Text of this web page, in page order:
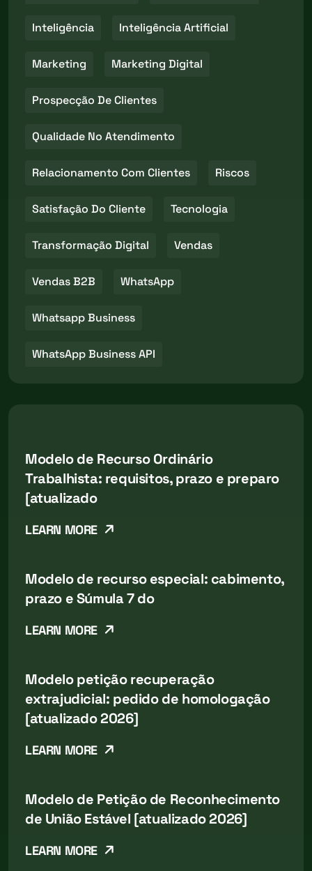
Inteligência Inteligência Artificial
Marketing Marketing Digital
Prospecção De Clientes
Qualidade No Atendimento
Relacionamento Com Clientes Riscos
Satisfação Do Cliente Tecnologia
Transformação Digital Vendas
Vendas B2B WhatsApp
Whatsapp Business
WhatsApp Business API
Modelo de Recurso Ordinário
Trabalhista: requisitos, prazo e preparo
[atualizado
LEARN MORE
Modelo de recurso especial: cabimento,
prazo e Súmula 7 do
LEARN MORE
Modelo petição recuperação
extrajudicial: pedido de homologação
[atualizado 2026]
LEARN MORE
Modelo de Petição de Reconhecimento
de União Estável [atualizado 2026]
LEARN MORE